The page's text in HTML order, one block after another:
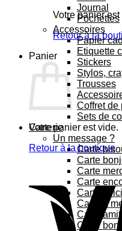
Votre panier est
Retour à la
Panier
Votre panier est vide.
Retour à la boutique
Journal
Pochettes
Accessoires
Papier
Etiquette
Stickers
Stylos,
Trousses
Coffret de
Sets de
Carterie
Un message ?
Carte
Carte
Carte
Carte
Carte
Carte à
Carte
Carte bon